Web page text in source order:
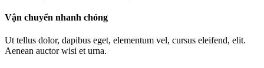
Vận chuyển nhanh chóng
Ut tellus dolor, dapibus eget, elementum vel, cursus eleifend, elit.
Aenean auctor wisi et urna.